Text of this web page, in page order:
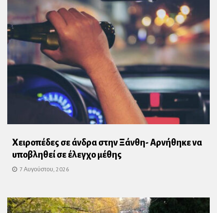
Χειροπέδες σε άνδρα στην Ξάνθη- Αρνήθηκε να
υποβληθεί σε έλεγχο μέθης
7 Αυγούστου, 2026